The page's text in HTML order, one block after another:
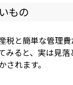
もの
税と簡単な管理
みると、実は見
れます。